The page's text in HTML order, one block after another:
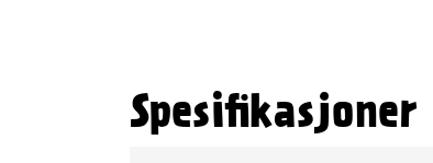
Spesifikasjoner